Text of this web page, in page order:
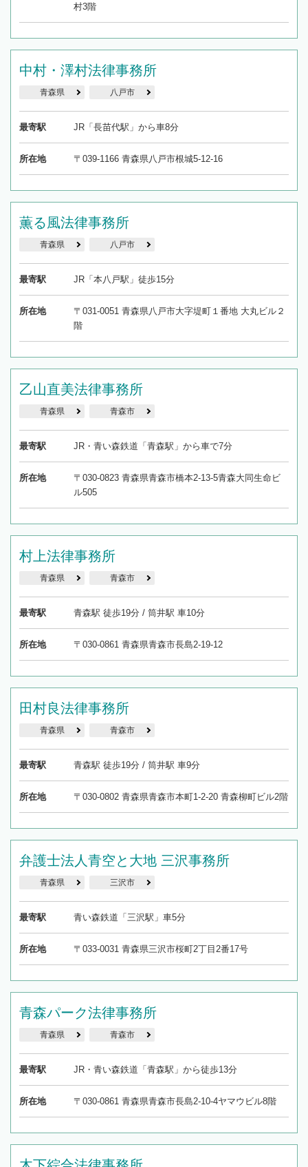
村3階
中村・澤村法律事務所
青森県 八戸市
最寄駅 JR「長苗代駅」から車8分
所在地 〒039-1166 青森県八戸市根城5-12-16
薫る風法律事務所
青森県 八戸市
最寄駅 JR「本八戸駅」徒歩15分
所在地
〒031-0051 青森県八戸市大字堤町１番地 大丸ビル２
階
乙山直美法律事務所
青森県 青森市
最寄駅 JR・青い森鉄道「青森駅」から車で7分
所在地
〒030-0823 青森県青森市橋本2-13-5青森大同生命ビ
ル505
村上法律事務所
青森県 青森市
最寄駅 青森駅 徒歩19分 / 筒井駅 車10分
所在地 〒030-0861 青森県青森市長島2-19-12
田村良法律事務所
青森県 青森市
最寄駅 青森駅 徒歩19分 / 筒井駅 車9分
所在地 〒030-0802 青森県青森市本町1-2-20 青森柳町ビル2階
弁護士法人青空と大地 三沢事務所
青森県 三沢市
最寄駅 青い森鉄道「三沢駅」車5分
所在地 〒033-0031 青森県三沢市桜町2丁目2番17号
青森パーク法律事務所
青森県 青森市
最寄駅 JR・青い森鉄道「青森駅」から徒歩13分
所在地 〒030-0861 青森県青森市長島2-10-4ヤマウビル8階